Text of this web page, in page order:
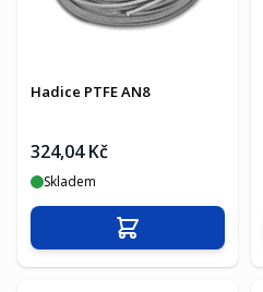
Hadice PTFE AN8
324,04 Kč
Skladem
Přidat do košíku